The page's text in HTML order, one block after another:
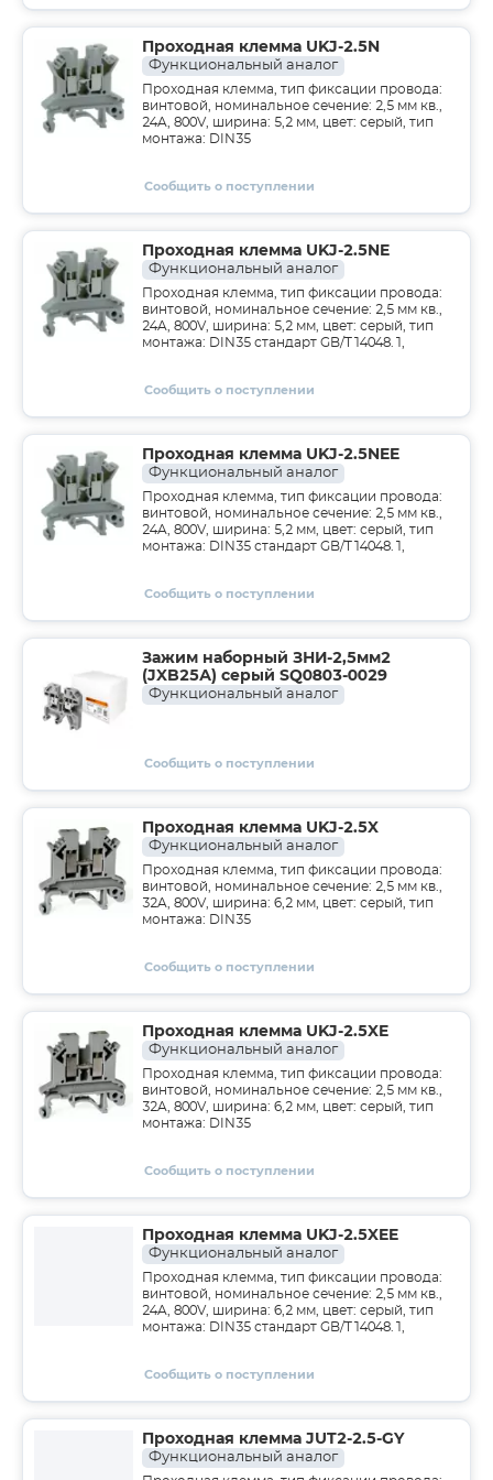
Проходная клемма UKJ-2.5N
Функциональный аналог
Проходная клемма, тип фиксации провода:
винтовой, номинальное сечение: 2,5 мм кв.,
24A, 800V, ширина: 5,2 мм, цвет: серый, тип
монтажа: DIN35
Сообщить о поступлении
Проходная клемма UKJ-2.5NE
Функциональный аналог
Проходная клемма, тип фиксации провода:
винтовой, номинальное сечение: 2,5 мм кв.,
24A, 800V, ширина: 5,2 мм, цвет: серый, тип
монтажа: DIN35 стандарт GB/T14048.1,
Сообщить о поступлении
Проходная клемма UKJ-2.5NEE
Функциональный аналог
Проходная клемма, тип фиксации провода:
винтовой, номинальное сечение: 2,5 мм кв.,
24A, 800V, ширина: 5,2 мм, цвет: серый, тип
монтажа: DIN35 стандарт GB/T14048.1,
Сообщить о поступлении
Зажим наборный ЗНИ-2,5мм2
(JXB25А) серый SQ0803-0029
Функциональный аналог
Сообщить о поступлении
Проходная клемма UKJ-2.5X
Функциональный аналог
Проходная клемма, тип фиксации провода:
винтовой, номинальное сечение: 2,5 мм кв.,
32A, 800V, ширина: 6,2 мм, цвет: серый, тип
монтажа: DIN35
Сообщить о поступлении
Проходная клемма UKJ-2.5XE
Функциональный аналог
Проходная клемма, тип фиксации провода:
винтовой, номинальное сечение: 2,5 мм кв.,
32A, 800V, ширина: 6,2 мм, цвет: серый, тип
монтажа: DIN35
Сообщить о поступлении
Проходная клемма UKJ-2.5XEE
Функциональный аналог
Проходная клемма, тип фиксации провода:
винтовой, номинальное сечение: 2,5 мм кв.,
24A, 800V, ширина: 6,2 мм, цвет: серый, тип
монтажа: DIN35 стандарт GB/T14048.1,
Сообщить о поступлении
Проходная клемма JUT2-2.5-GY
Функциональный аналог